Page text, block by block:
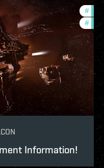
#
#
Information!